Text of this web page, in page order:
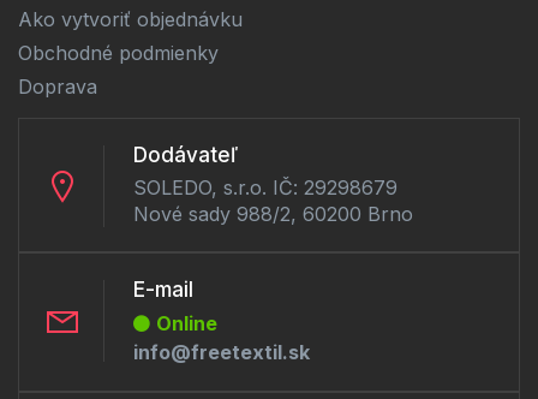
Ako vytvoriť objednávku
Obchodné podmienky
Doprava
Dodávateľ
SOLEDO, s.r.o. IČ: 29298679
Nové sady 988/2, 60200 Brno
E-mail
Online
info@freetextil.sk